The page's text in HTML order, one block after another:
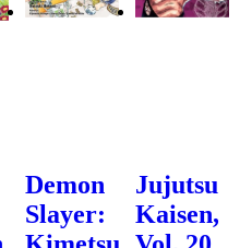
Demon
Slayer:
Jujutsu
Kaisen,